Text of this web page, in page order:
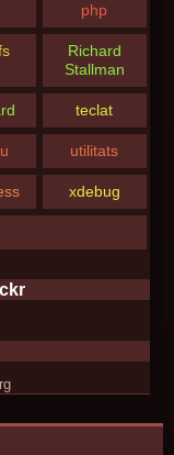
php
Richard
Stallman
teclat
utilitats
xdebug